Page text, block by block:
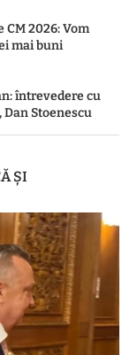
2026: Vom
mai buni
întrevedere cu
Stoenescu
ȘI